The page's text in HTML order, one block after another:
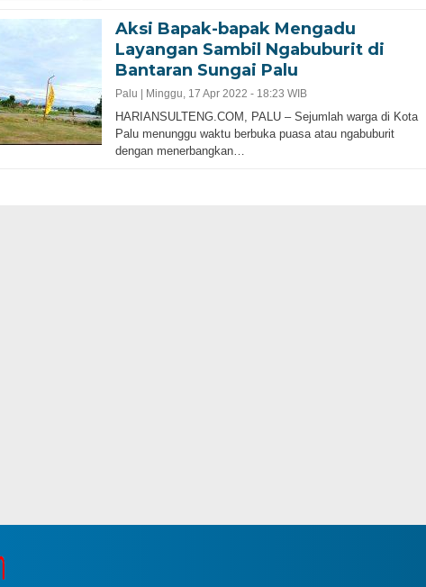
Aksi Bapak-bapak Mengadu
Layangan Sambil Ngabuburit di
Bantaran Sungai Palu
Palu | Minggu, 17 Apr 2022 - 18:23 WIB
HARIANSULTENG.COM, PALU – Sejumlah warga di Kota
Palu menunggu waktu berbuka puasa atau ngabuburit
dengan menerbangkan…